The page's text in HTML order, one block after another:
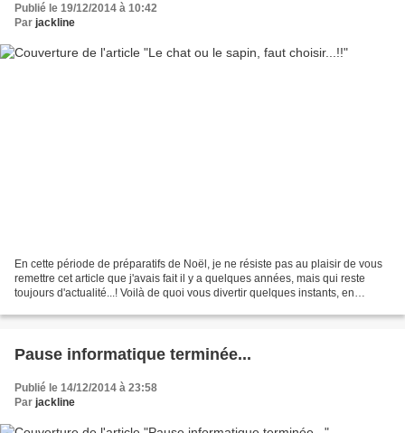
Publié le 19/12/2014 à 10:42
Par jackline
En cette période de préparatifs de Noël, je ne résiste pas au plaisir de vous
remettre cet article que j'avais fait il y a quelques années, mais qui reste
toujours d'actualité...! Voilà de quoi vous divertir quelques instants, en
Pause informatique terminée...
Publié le 14/12/2014 à 23:58
Par jackline